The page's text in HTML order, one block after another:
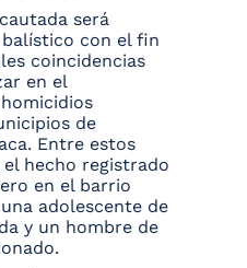
será
con el fin
coincidencias
en el
de
Entre estos
hecho registrado
en el barrio
adolescente de
y un hombre de